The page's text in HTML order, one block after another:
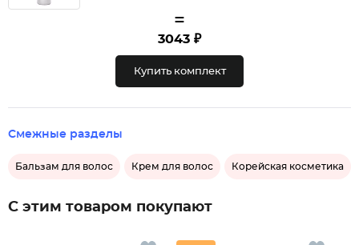
=
3043 ₽
Купить комплект
Смежные разделы
Бальзам для волос Крем для волос Корейская косметика
С этим товаром покупают